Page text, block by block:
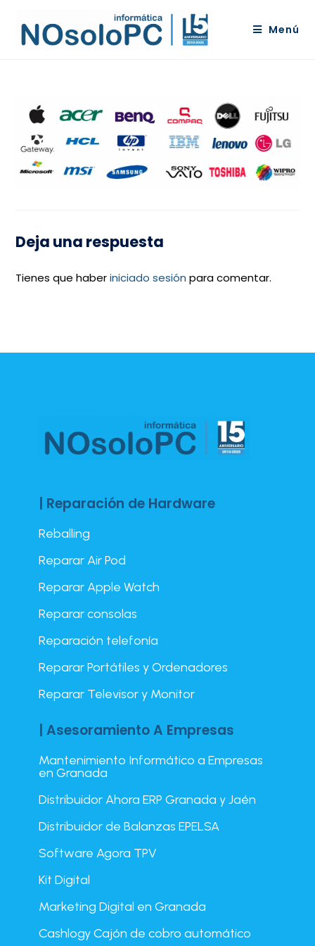
Menú
Deja una respuesta
Tienes que haberiniciado sesión para comentar.
| Reparación de Hardware
Reballing
Reparar Air Pod
Reparar Apple Watch
Reparar consolas
Reparación telefonía
Reparar Portátiles y Ordenadores
Reparar Televisor y Monitor
| Asesoramiento A Empresas
Mantenimiento Informático a Empresas
en Granada
Distribuidor Ahora ERP Granada y Jaén
Distribuidor de Balanzas EPELSA
Software Agora TPV
Kit Digital
Marketing Digital en Granada
Cashlogy Cajón de cobro automático